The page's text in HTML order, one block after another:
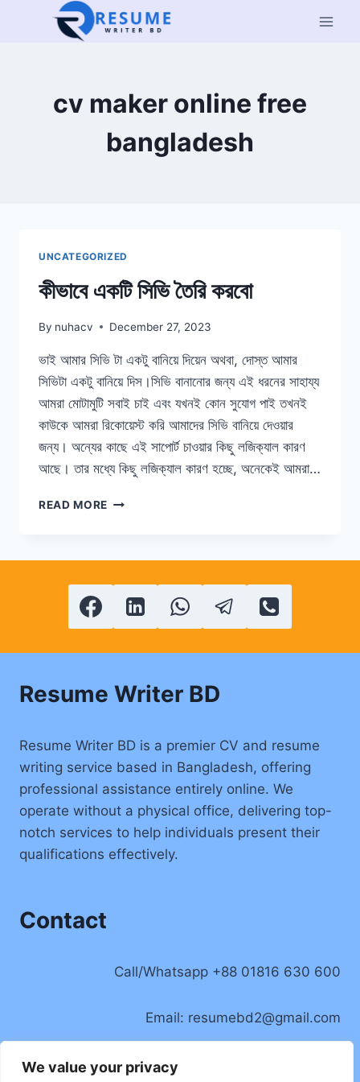
We value your privacy
cv maker online free
bangladesh
UNCATEGORIZED
কীভাবে একটি সিভি তৈরি করবো
By nuhacv December 27, 2023
ভাই আমার সিভি টা একটু বানিয়ে দিয়েন অথবা, দোস্ত আমার
সিভিটা একটু বানিয়ে দিস।সিভি বানানোর জন্য এই ধরনের সাহায্য
আমরা মোটামুটি সবাই চাই এবং যখনই কোন সুযোগ পাই তখনই
কাউকে আমরা রিকোয়েস্ট করি আমাদের সিভি বানিয়ে দেওয়ার
জন্য। অন্যের কাছে এই সাপোর্ট চাওয়ার কিছু লজিক্যাল কারণ
আছে। তার মধ্যে কিছু লজিক্যাল কারণ হচ্ছে, অনেকেই আমরা…
READ MORE কীভাবে
Resume Writer BD
Resume Writer BD is a premier CV and resume
writing service based in Bangladesh, offering
professional assistance entirely online. We
operate without a physical office, delivering top-
notch services to help individuals present their
qualifications effectively.
Contact
Call/Whatsapp +88 01816 630 600
Email: resumebd2@gmail.com
Location: Badda, Dhaka, Bangladesh